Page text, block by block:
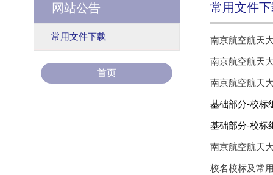
网站公告
常用文件下载
首页
常用文件
南京航空航天
南京航空航天
南京航空航天
基础部分-校标
基础部分-校标
南京航空航天
校名校标及常